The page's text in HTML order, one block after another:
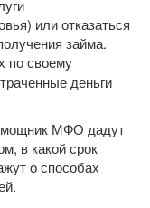
или отказаться
займа.
по своему
деньги
МФО дадут
в какой срок
о способах